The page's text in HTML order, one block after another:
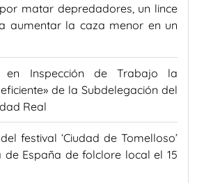
matar depredadores, un lince
aumentar la caza menor en un
en Inspección de Trabajo la
de la Subdelegación del
Real
festival ‘Ciudad de Tomelloso’
España de folclore local el 15